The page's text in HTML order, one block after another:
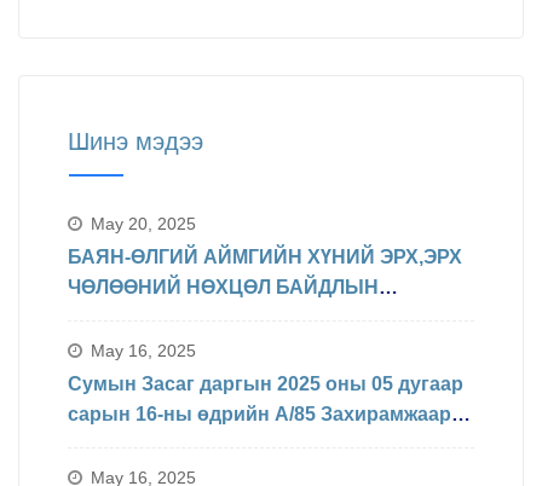
Шинэ мэдээ
May 20, 2025
БАЯН-ӨЛГИЙ АЙМГИЙН ХҮНИЙ ЭРХ,ЭРХ
ЧӨЛӨӨНИЙ НӨХЦӨЛ БАЙДЛЫН
May 16, 2025
Сумын Засаг даргын 2025 оны 05 дугаар
сарын 16-ны өдрийн А/85 Захирамжаар
явагдахаар болсон.
May 16, 2025